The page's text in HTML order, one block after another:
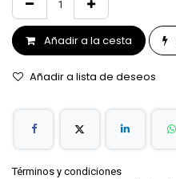
Añadir a la cesta
Añadir a lista de deseos
Términos y condiciones